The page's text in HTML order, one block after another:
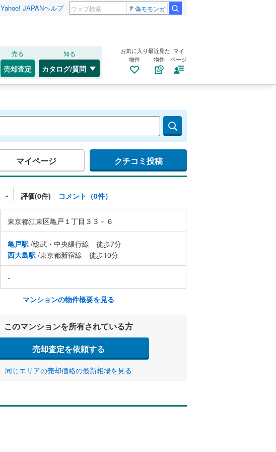
Yahoo! JAPANヘルプ 偽モモンガ
売る
売却査定
知る
カタログ/質問
お気に入り
物件
最近見た
物件
マイ
ページ
マイページ クチコミ投稿
- 評価(0件) コメント（0件）
東京都江東区亀戸１丁目３３－６
亀戸駅 /総武・中央緩行線 徒歩7分
西大島駅 /東京都新宿線 徒歩10分
-
マンションの物件概要を見る
このマンションを所有されている方
売却査定を依頼する
同じエリアの売却価格の最新相場を見る